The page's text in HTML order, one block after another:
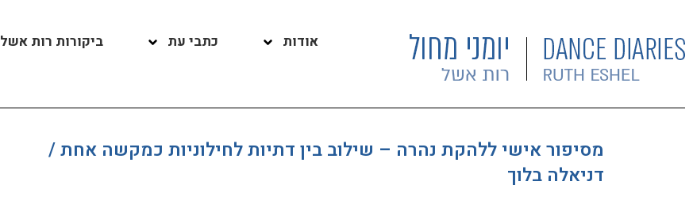
אודות כתבי עת ביקורות רות אשל
מסיפור אישי ללהקת נהרה – שילוב בין דתיות לחילוניות כמקשה אחת /
דניאלה בלוך